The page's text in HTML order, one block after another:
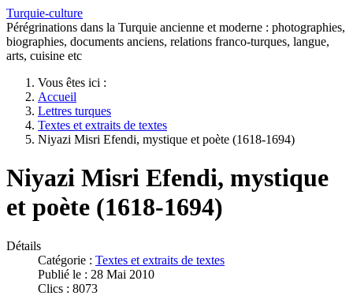
Turquie-culture
Pérégrinations dans la Turquie ancienne et moderne : photographies,
biographies, documents anciens, relations franco-turques, langue,
arts, cuisine etc
Vous êtes ici :
Accueil
Lettres turques
Textes et extraits de textes
Niyazi Misri Efendi, mystique et poète (1618-1694)
Niyazi Misri Efendi, mystique
et poète (1618-1694)
Détails
Catégorie : Textes et extraits de textes
Publié le : 28 Mai 2010
Clics : 8073